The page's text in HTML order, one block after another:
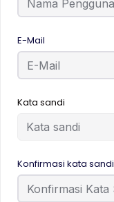
E-Mail
Kata sandi
Konfirmasi kata sandi